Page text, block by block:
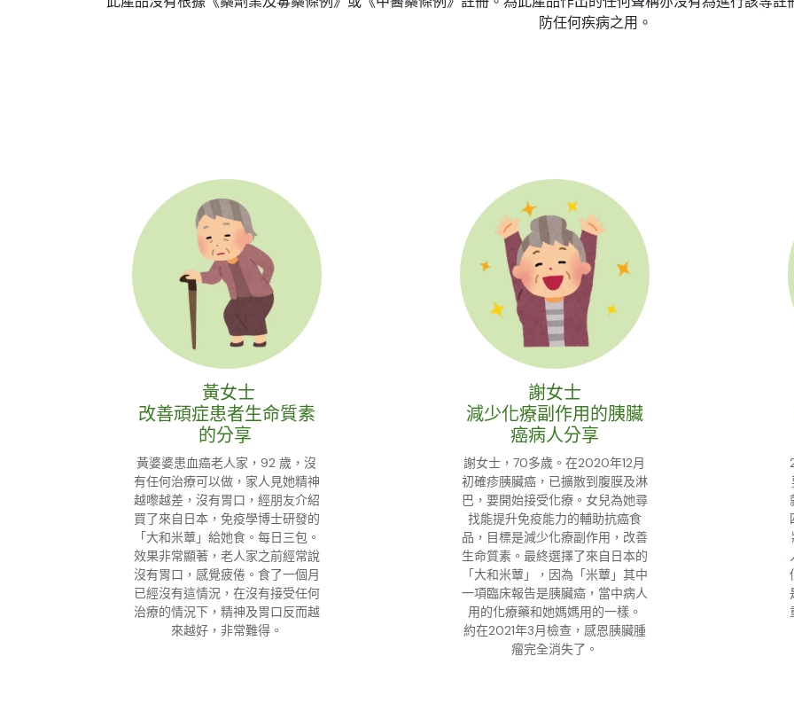
防任何疾病之用。
黃女士
改善頑症患者生命質素
的分享
黃婆婆患血癌老人家，92 歲，沒
有任何治療可以做，家人見她精神
越嚟越差，沒有胃口，經朋友介紹
買了來自日本，免疫學博士研發的
「大和米蕈」給她食。每日三包。
效果非常顯著，老人家之前經常說
沒有胃口，感覺疲倦。食了一個月
已經沒有這情況，在沒有接受任何
治療的情況下，精神及胃口反而越
來越好，非常難得。
謝女士
減少化療副作用的胰臟
癌病人分享
謝女士，70多歲。在2020年12月
初確疹胰臟癌，已擴散到腹膜及淋
巴，要開始接受化療。女兒為她尋
找能提升免疫能力的輔助抗癌食
品，目標是減少化療副作用，改善
生命質素。最終選擇了來自日本的
「大和米蕈」，因為「米蕈」其中
一項臨床報告是胰臟癌，當中病人
用的化療藥和她媽媽用的一樣。
約在2021年3月檢查，感恩胰臟腫
瘤完全消失了。